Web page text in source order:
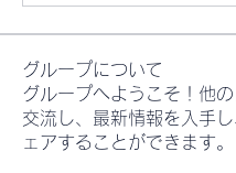
グループについて
グループへようこそ！他
交流し、最新情報を入手
ェアすることができます。